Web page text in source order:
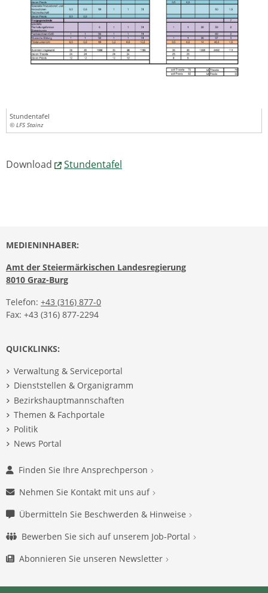
Stundentafel
© LFS Stainz
Download Stundentafel
MEDIENINHABER:
Amt der Steiermärkischen Landesregierung
8010 Graz-Burg
Telefon: +43 (316) 877-0
Fax: +43 (316) 877-2294
QUICKLINKS:
Verwaltung & Serviceportal
Dienststellen & Organigramm
Bezirkshauptmannschaften
Themen & Fachportale
Politik
News Portal
Finden Sie Ihre Ansprechperson
Nehmen Sie Kontakt mit uns auf
Übermitteln Sie Beschwerden & Hinweise
Bewerben Sie sich auf unserem Job-Portal
Abonnieren Sie unseren Newsletter